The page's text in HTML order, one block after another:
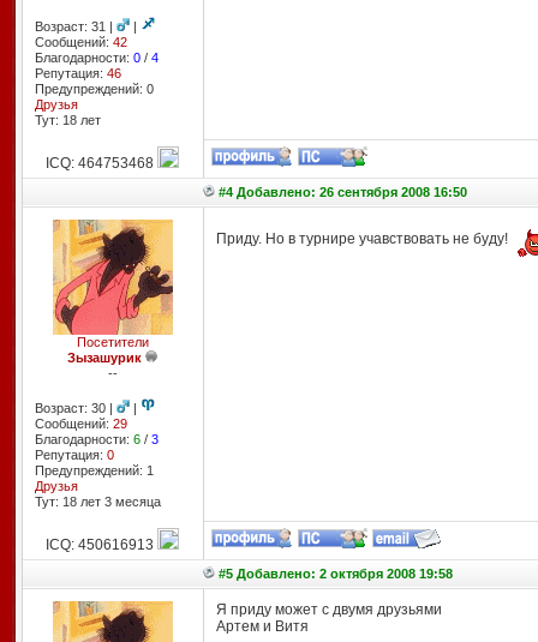
Возраст: 31 |
|
Сообщений: 42
Благодарности: 0/ 4
Репутация: 46
Предупреждений: 0
Друзья
Тут: 18 лет
ICQ: 464753468
#4 Добавлено: 26 сентября 2008 16:50
Посетители
Зызашурик
--
Возраст: 30 |
|
Сообщений: 29
Благодарности: 6/ 3
Репутация: 0
Предупреждений: 1
Друзья
Тут: 18 лет 3 месяцa
Приду. Но в турнире учавствовать не буду!
ICQ: 450616913
#5 Добавлено: 2 октября 2008 19:58
Я приду может с двумя друзьями
Артем и Витя